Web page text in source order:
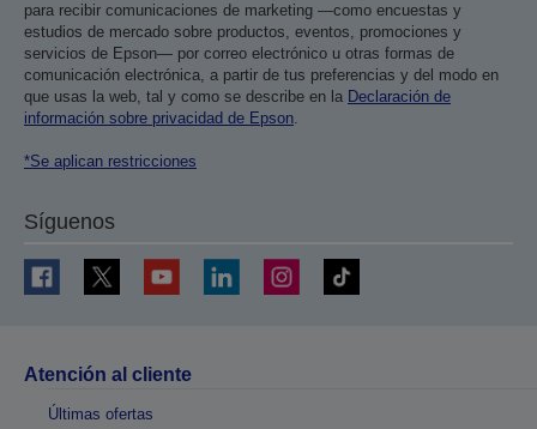
para recibir comunicaciones de marketing —como encuestas y
estudios de mercado sobre productos, eventos, promociones y
servicios de Epson— por correo electrónico u otras formas de
comunicación electrónica, a partir de tus preferencias y del modo en
que usas la web, tal y como se describe en la Declaración de
información sobre privacidad de Epson.
*Se aplican restricciones
Síguenos
Atención al cliente
Últimas ofertas